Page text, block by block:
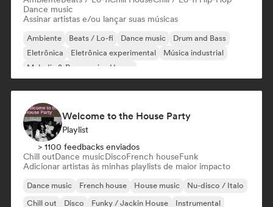
Dance music
Assinar artistas e/ou lançar suas músicas
Ambiente Beats / Lo-fi Dance music
Drum and Bass
Eletrônica
Eletrônica experimental
Música industrial
Melodic & Progressive House
Welcome to the House Party
Playlist
> 1100 feedbacks enviados
Chill outDance musicDiscoFrench houseFunk
Adicionar artistas às minhas playlists de maior impacto
Dance music French house House music
Nu-disco / Italo
Chill out
Disco Funky / Jackin House Instrumental